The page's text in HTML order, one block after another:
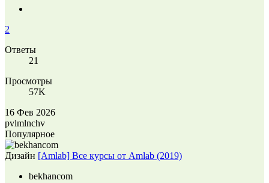
2
Ответы
21
Просмотры
57K
16 Фев 2026
pvlmlnchv
Популярное
Дизайн [Amlab] Все курсы от Amlab (2019)
bekhancom